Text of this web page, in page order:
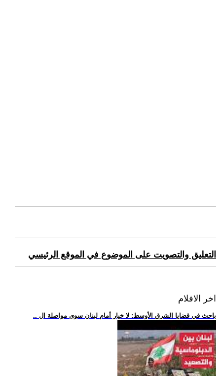
التعليق والتصويت على الموضوع في الموقع الرئيسي
اخر الافلام
.. باحث في قضايا الشرق الأوسط: لا خيار أمام لبنان سوى مواصلة ال